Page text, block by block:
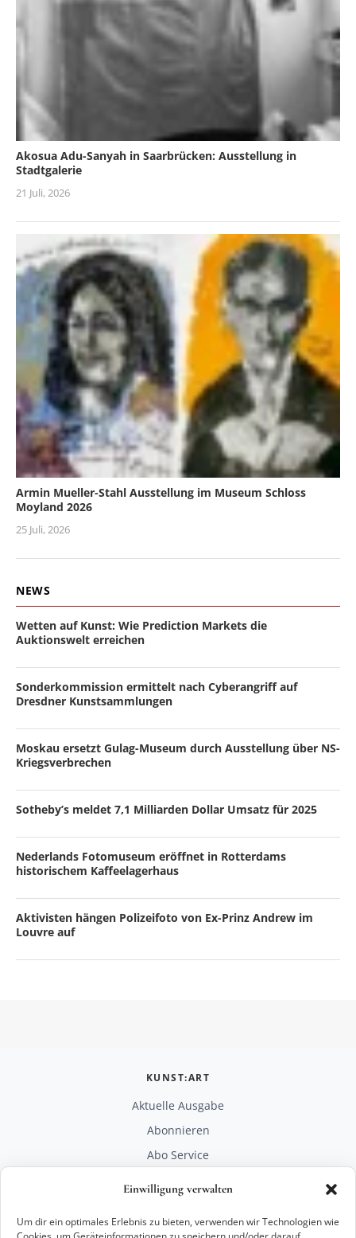
Einwilligung verwalten
Um dir ein optimales Erlebnis zu bieten, verwenden wir Technologien wie
Akosua Adu-Sanyah in Saarbrücken: Ausstellung in
Stadtgalerie
21 Juli, 2026
Armin Mueller-Stahl Ausstellung im Museum Schloss
Moyland 2026
25 Juli, 2026
NEWS
Wetten auf Kunst: Wie Prediction Markets die
Auktionswelt erreichen
Sonderkommission ermittelt nach Cyberangriff auf
Dresdner Kunstsammlungen
Moskau ersetzt Gulag-Museum durch Ausstellung über NS-
Kriegsverbrechen
Sotheby’s meldet 7,1 Milliarden Dollar Umsatz für 2025
Nederlands Fotomuseum eröffnet in Rotterdams
historischem Kaffeelagerhaus
Aktivisten hängen Polizeifoto von Ex-Prinz Andrew im
Louvre auf
KUNST:ART
Aktuelle Ausgabe
Abonnieren
Abo Service
RECHTLICHES